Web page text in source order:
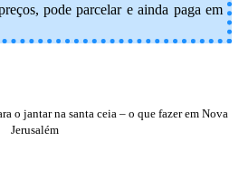
pode parcelar e ainda paga em
o jantar na santa ceia – o que fazer em Nova
Jerusalém